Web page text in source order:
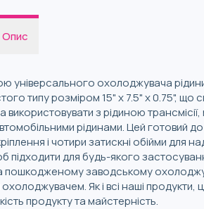
Опис
універсального охолоджувача
типу розміром 15" x 7.5" x 0.75",
з рідиною
рідинами. Цей готовий
і чотири затискні обійми для
підходити для будь-якого
пошкодженому заводському
Як і всі наші продукти,
продукту та майстерність.